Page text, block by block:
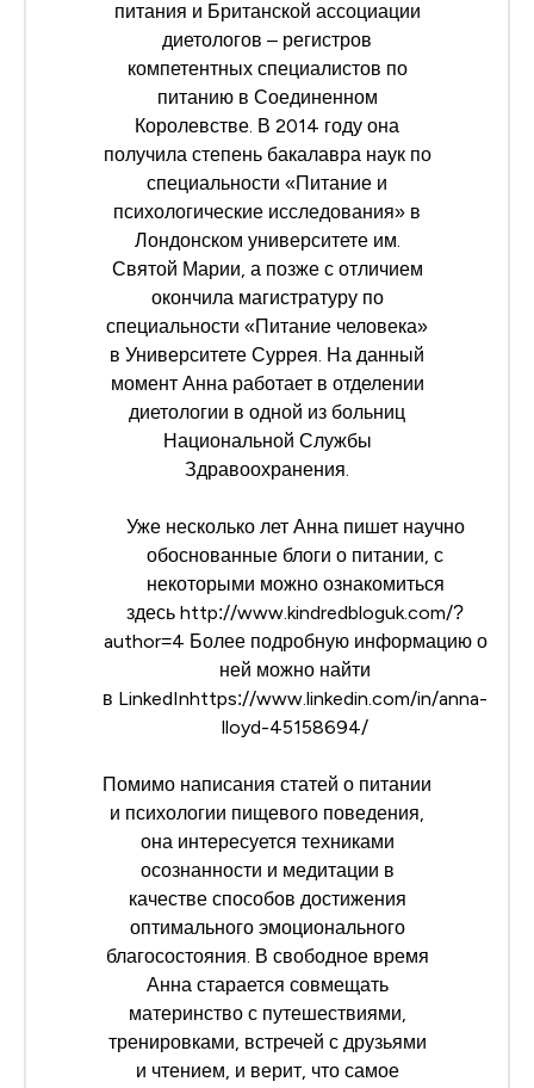
питания и Британской ассоциации
диетологов – регистров
компетентных специалистов по
питанию в Соединенном
Королевстве. В 2014 году она
получила степень бакалавра наук по
специальности «Питание и
психологические исследования» в
Лондонском университете им.
Святой Марии, а позже с отличием
окончила магистратуру по
специальности «Питание человека»
в Университете Суррея. На данный
момент Анна работает в отделении
диетологии в одной из больниц
Национальной Службы
Здравоохранения.
Уже несколько лет Анна пишет научно
обоснованные блоги о питании, с
некоторыми можно ознакомиться
здесь http://www.kindredbloguk.com/?
author=4 Более подробную информацию о
ней можно найти
в LinkedInhttps://www.linkedin.com/in/anna-
lloyd-45158694/
Помимо написания статей о питании
и психологии пищевого поведения,
она интересуется техниками
осознанности и медитации в
качестве способов достижения
оптимального эмоционального
благосостояния. В свободное время
Анна старается совмещать
материнство с путешествиями,
тренировками, встречей с друзьями
и чтением, и верит, что самое